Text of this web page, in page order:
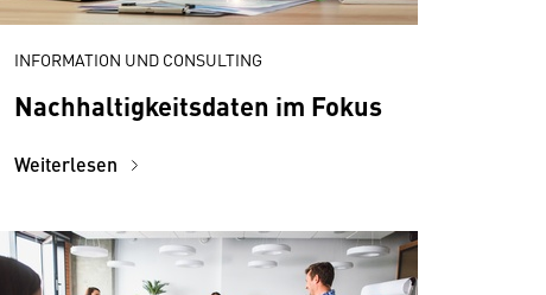
INFORMATION UND CONSULTING
Nachhaltigkeitsdaten im Fokus
Weiterlesen